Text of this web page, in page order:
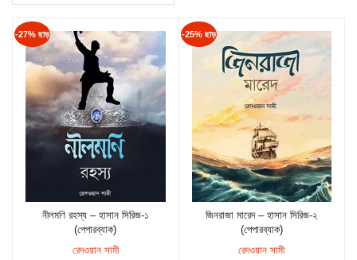
-27% ছাড়
কার্টে যুক্ত করুন
নীলমণি রহস্য – হাসান সিরিজ-১
(পেপারব্যাক)
রেদওয়ান সামী
-25% ছাড়
কার্টে যুক্ত করুন
জিনরাজা মারেদ – হাসান সিরিজ-২
(পেপারব্যাক)
রেদওয়ান সামী